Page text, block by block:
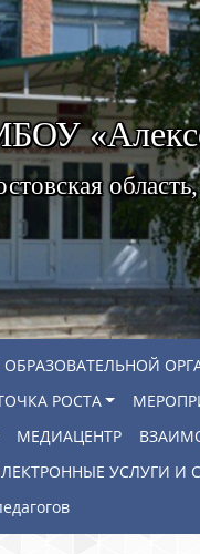
ОБРАЗОВАТЕЛЬНОЙ
РОСТА
МЕДИАЦЕНТР
УСЛУГИ И